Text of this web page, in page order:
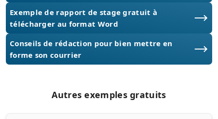
Exemple de rapport de stage gratuit à
télécharger au format Word
Conseils de rédaction pour bien mettre en
forme son courrier
Autres exemples gratuits